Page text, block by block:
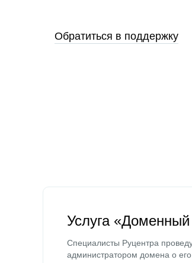
Обратиться в поддержку
Услуга
Специалисты Руцентра
администратором домена о